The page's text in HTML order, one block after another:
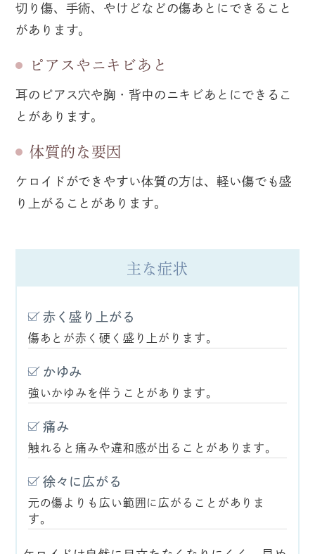
切り傷、手術、やけどなどの傷あとにできること
があります。
ピアスやニキビあと
耳のピアス穴や胸・背中のニキビあとにできるこ
とがあります。
体質的な要因
ケロイドができやすい体質の方は、軽い傷でも盛
り上がることがあります。
主な症状
赤く盛り上がる
傷あとが赤く硬く盛り上がります。
かゆみ
強いかゆみを伴うことがあります。
痛み
触れると痛みや違和感が出ることがあります。
徐々に広がる
元の傷よりも広い範囲に広がることがありま
す。